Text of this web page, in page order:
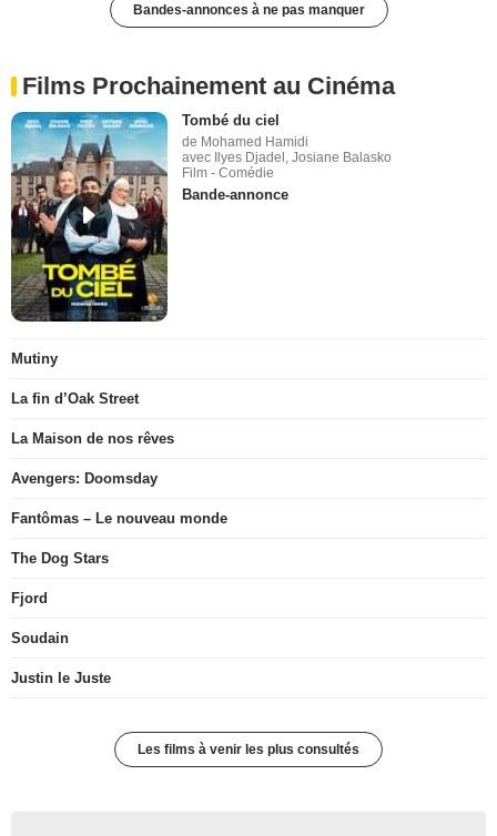
Bandes-annonces à ne pas manquer
Films Prochainement au Cinéma
Tombé du ciel
de Mohamed Hamidi
avec Ilyes Djadel, Josiane Balasko
Film - Comédie
Bande-annonce
Mutiny
La fin d’Oak Street
La Maison de nos rêves
Avengers: Doomsday
Fantômas – Le nouveau monde
The Dog Stars
Fjord
Soudain
Justin le Juste
Les films à venir les plus consultés